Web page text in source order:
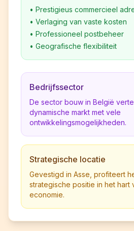
• Prestigieus commercieel
• Verlaging van vaste kosten
• Professioneel postbeheer
• Geografische flexibiliteit
Bedrijfssector
De sector bouw in België
dynamische markt met vele
ontwikkelingsmogelijkheden.
Strategische locatie
Gevestigd in Asse, profiteert
strategische positie in het hart
economie.